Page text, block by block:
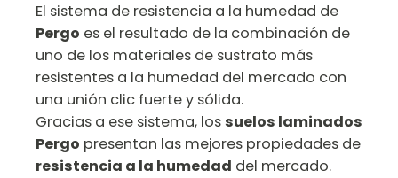
El sistema de resistencia a la humedad de
Pergo es el resultado de la combinación de
uno de los materiales de sustrato más
resistentes a la humedad del mercado con
una unión clic fuerte y sólida.
Gracias a ese sistema, lossuelos laminados
Pergo presentan las mejores propiedades de
resistencia a la humedad del mercado.